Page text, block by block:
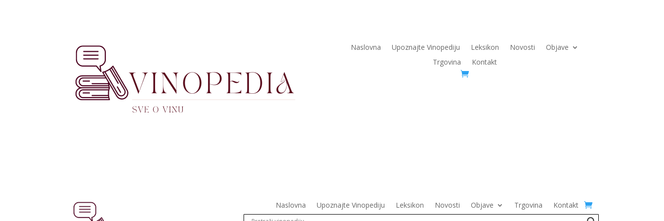
Naslovna Upoznajte Vinopediju Leksikon Novosti
Objave
Trgovina
Kontakt
Naslovna Upoznajte Vinopediju Leksikon Novosti Objave Trgovina Kontakt